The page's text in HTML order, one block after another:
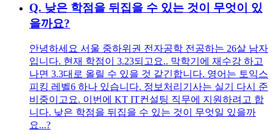
Q. 낮은 학점을 뒤집을 수 있는 것이 무엇이 있
을까요?
안녕하세요 서울 중하위권 전자공학 전공하는 26살 남자
입니다. 현재 학점이 3.23되고요.. 막학기에 재수강 하고
나면 3.3대로 올릴 수 있을 것 같긴합니다. 영어는 토익스
피킹 레벨6 하나 있습니다. 정보처리기사는 실기 다시 준
비중이고요. 이번에 KT IT컨설팅 직무에 지원하려고 합
니다. 낮은 학점을 뒤집을 수 있는 것이 무엇일 있을까
요...?